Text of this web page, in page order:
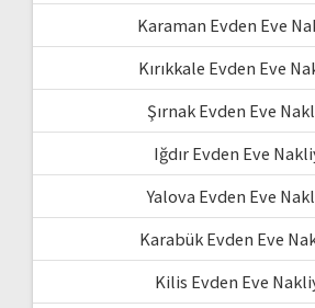
Karaman Evden Eve
Kırıkkale Evden Eve
Şırnak Evden Eve
Iğdır Evden Eve
Yalova Evden Eve
Karabük Evden Eve
Kilis Evden Eve